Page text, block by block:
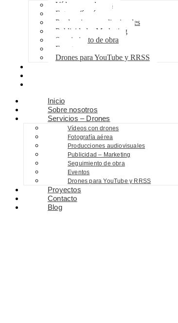
Vídeos con drones
Fotografía aérea
Producciones audiovisuales
Publicidad – Marketing
Seguimiento de obra
Eventos
Drones para YouTube y RRSS
Inicio
Sobre nosotros
Servicios – Drones
Vídeos con drones
Fotografía aérea
Producciones audiovisuales
Publicidad – Marketing
Seguimiento de obra
Eventos
Drones para YouTube y RRSS
Proyectos
Contacto
Blog